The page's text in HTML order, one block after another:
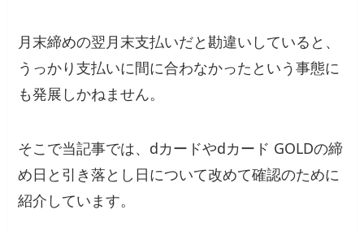
月末締めの翌月末支払いだと勘違いしていると、
うっかり支払いに間に合わなかったという事態に
も発展しかねません。
そこで当記事では、dカードやdカード GOLDの締
め日と引き落とし日について改めて確認のために
紹介しています。